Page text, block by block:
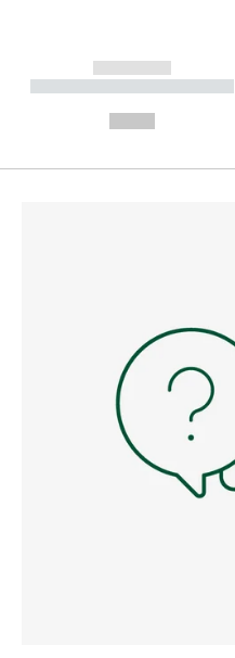
------------
----------- ----------- --------